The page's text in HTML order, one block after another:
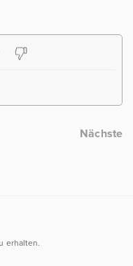
Nächste
erhalten.